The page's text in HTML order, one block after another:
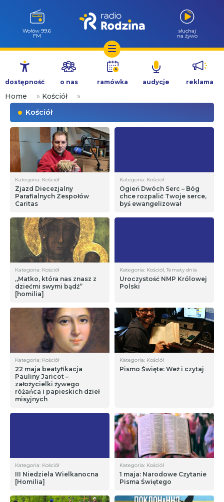
Przejdź
treści
Wołów 99.6
FM
słuchaj
na żywo
dostępność o nas ramówka audycje reklama
Home » Kościół
»
Kościół
Kategoria: Kościół
Zjazd Diecezjalny
Parafialnych Zespołów
Caritas
Kategoria: Kościół
Ogień Dwóch Serc – Bóg
chce rozpalić Twoje serce,
byś ewangelizował
Kategoria: Kościół
„Matko, która nas znasz z
dziećmi swymi bądź”
[homilia]
Kategoria: Kościół, Tematy dnia
Uroczystość NMP Królowej
Polski
Kategoria: Kościół
22 maja beatyfikacja
Pauliny Jaricot –
założycielki żywego
różańca i papieskich dzieł
misyjnych
Kategoria: Kościół
Pismo Święte: Weź i czytaj
Kategoria: Kościół
III Niedziela Wielkanocna
[Homilia]
Kategoria: Kościół
1 maja: Narodowe Czytanie
Pisma Świętego